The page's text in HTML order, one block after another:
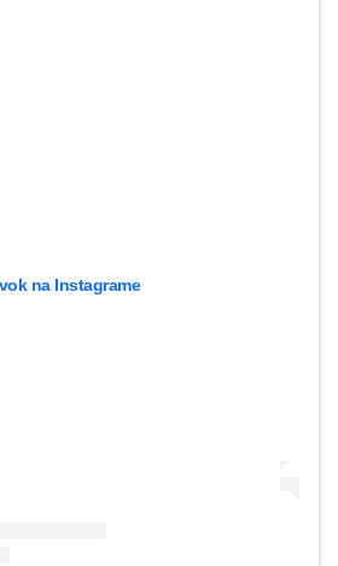
na Instagrame